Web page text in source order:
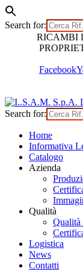
Search for:
RICAMBI
Facebook
Search for:
Home
Informativa
Catalogo
Azienda
Qualità
Qualità
Logistica
News
Contatti